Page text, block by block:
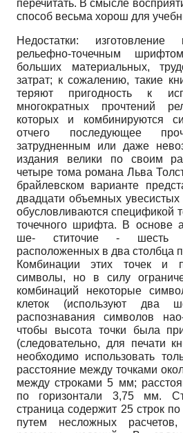
перечитать. В смысле
способ весьма хорош для
Недостатки: изготовление
рельефно-точечным
больших материальных,
затрат; к сожалению, такие
теряют пригодность к
многократных прочтений
которых и комбинируются
отчего последующее
затрудненным или даже
издания велики по своим
четыре тома романа Льва
брайлевском варианте
двадцати объемных увесистых
обусловливаются спецификой
точечного шрифта. В основе
ше- ститочие - шесть
расположенных в два столбца
Комбинации этих точек и
символы, но в силу
комбинаций некоторые
клеток (используют два
распознавания символов
чтобы высота точки была
(следовательно, для печати
необходимо использовать
расстояние между точками
между строками 5 мм;
по горизонтали 3,75 мм.
страница содержит 25 строк
путем несложных расчетов,